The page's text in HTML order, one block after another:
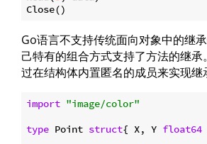
Go语言不支持传统面向对象中的继
己特有的组合方式支持了方法的继承
过在结构体内置匿名的成员来实现继
import "image/color"
type Point struct{ X, Y float64